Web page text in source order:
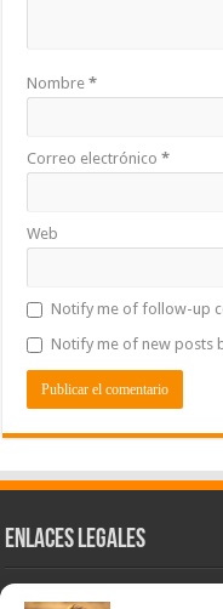
Nombre*
Correo electrónico*
Web
Notify me of follow-up
Notify me of new posts
Enlaces Legales
Nuestra Esencia